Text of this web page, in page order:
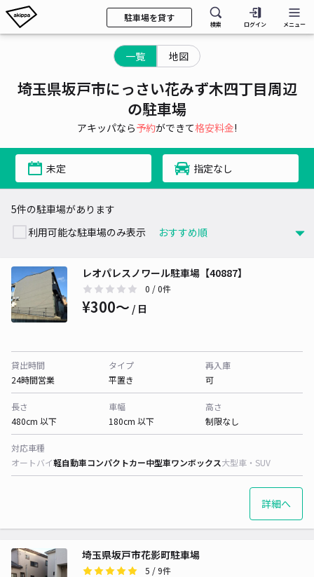
駐車場を貸す
検索 ログイン メニュー
一覧 地図
埼玉県坂戸市にっさい花みず木四丁目周辺
の駐車場
アキッパなら予約ができて格安料金!
未定 指定なし
5件の駐車場があります
利用可能な駐車場のみ表示
レオパレスノワール駐車場【40887】
0 / 0件
¥300〜 / 日
貸出時間
24時間営業
タイプ
平置き
再入庫
可
長さ
480cm 以下
車幅
180cm 以下
高さ
制限なし
対応車種
オートバイ軽自動車コンパクトカー中型車ワンボックス大型車・SUV
詳細へ
埼玉県坂戸市花影町駐車場
5 / 9件